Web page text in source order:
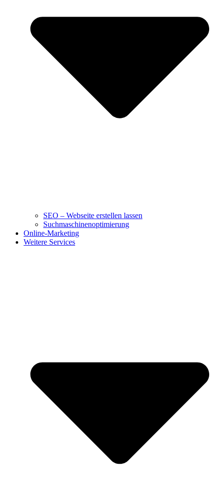
SEO – Webseite erstellen lassen
Suchmaschinenoptimierung
Online-Marketing
Weitere Services